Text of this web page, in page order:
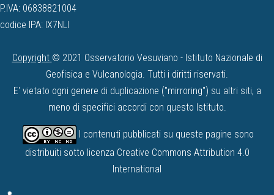
P.IVA: 06838821004
codice IPA: IX7NLI
Copyright © 2021 Osservatorio Vesuviano - Istituto Nazionale di
Geofisica e Vulcanologia. Tutti i diritti riservati.
E' vietato ogni genere di duplicazione ("mirroring") su altri siti, a
meno di specifici accordi con questo Istituto.
I contenuti pubblicati su queste pagine sono
distribuiti sotto licenza Creative Commons Attribution 4.0
International